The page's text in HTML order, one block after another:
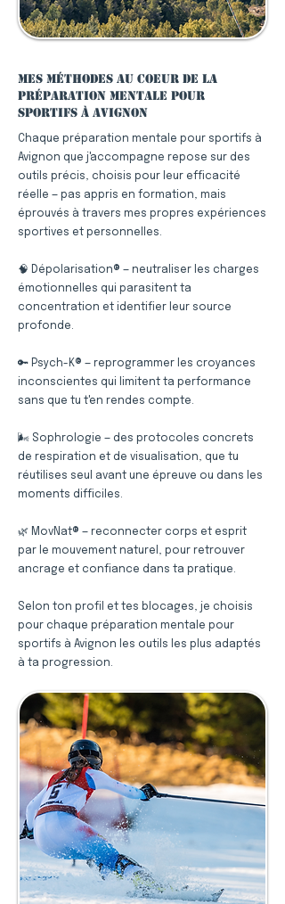
Mes méthodes au coeur de la
préparation mentale pour
sportifs à Avignon
Chaque préparation mentale pour sportifs à
Avignon que j'accompagne repose sur des
outils précis, choisis pour leur efficacité
réelle — pas appris en formation, mais
éprouvés à travers mes propres expériences
sportives et personnelles.
🧠 Dépolarisation® — neutraliser les charges
émotionnelles qui parasitent ta
concentration et identifier leur source
profonde.
🔑 Psych-K® — reprogrammer les croyances
inconscientes qui limitent ta performance
sans que tu t'en rendes compte.
🌬️ Sophrologie — des protocoles concrets
de respiration et de visualisation, que tu
réutilises seul avant une épreuve ou dans les
moments difficiles.
🌿 MovNat® — reconnecter corps et esprit
par le mouvement naturel, pour retrouver
ancrage et confiance dans ta pratique.
Selon ton profil et tes blocages, je choisis
pour chaque préparation mentale pour
sportifs à Avignon les outils les plus adaptés
à ta progression.